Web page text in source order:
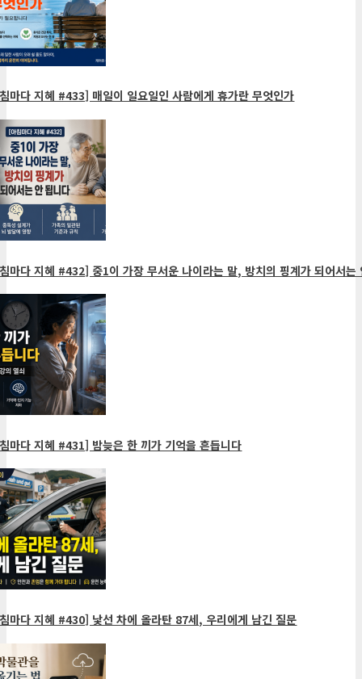
마다 지혜 #433] 매일이 일요일인 사람에게 휴가란 무엇인가
마다 지혜 #432] 중1이 가장 무서운 나이라는 말, 방치의 핑계가 되어서는
마다 지혜 #431] 밤늦은 한 끼가 기억을 흔듭니다
마다 지혜 #430] 낯선 차에 올라탄 87세, 우리에게 남긴 질문